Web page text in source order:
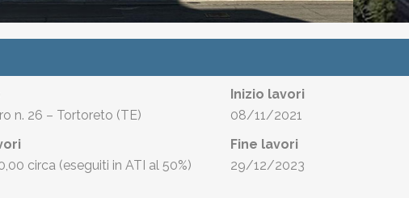
n. 26 – Tortoreto (TE)
circa (eseguiti in ATI al 50%)
Inizio lavori
08/11/2021
Fine lavori
29/12/2023